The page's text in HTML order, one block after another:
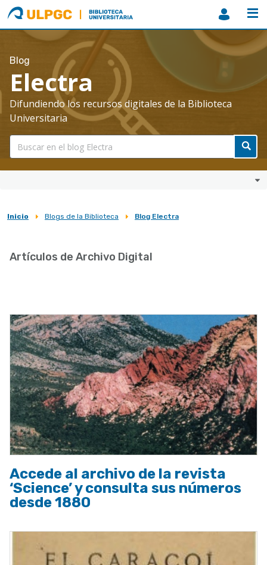
ULPGC
Biblioteca
ULPGC
Blog
Electra
Difundiendo los recursos digitales de la Biblioteca
Universitaria
Sobrescribir
de
la
navegación
Inicio Blogs de la Biblioteca Blog Electra
Artículos de Archivo Digital
Accede al archivo de la revista
‘Science’ y consulta sus números
desde 1880